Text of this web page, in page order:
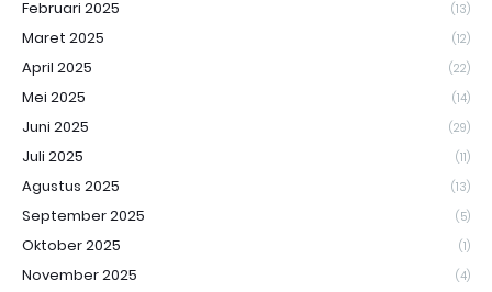
Februari 2025 (13)
Maret 2025 (12)
April 2025 (22)
Mei 2025 (14)
Juni 2025 (29)
Juli 2025 (11)
Agustus 2025 (13)
September 2025 (5)
Oktober 2025 (1)
November 2025 (4)